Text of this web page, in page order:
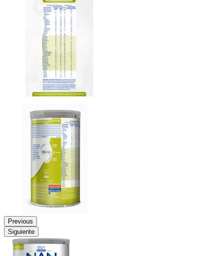
Previous
Siguiente